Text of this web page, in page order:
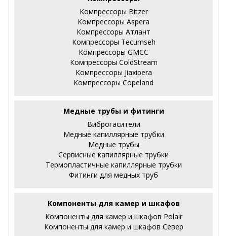
Компрессоры Bitzer
Компрессоры Aspera
Компрессоры Атлант
Компрессоры Tecumseh
Компрессоры GMCC
Компрессоры ColdStream
Компрессоры Jiaxipera
Компрессоры Copeland
Медные трубы и фитинги
Виброгасители
Медные капиллярные трубки
Медные трубы
Сервисные капиллярные трубки
Термопластичные капиллярные трубки
Фитинги для медных труб
Компоненты для камер и шкафов
Компоненты для камер и шкафов Polair
Компоненты для камер и шкафов Север